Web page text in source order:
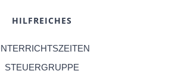
HILFREICHES
STEUERGRUPPE